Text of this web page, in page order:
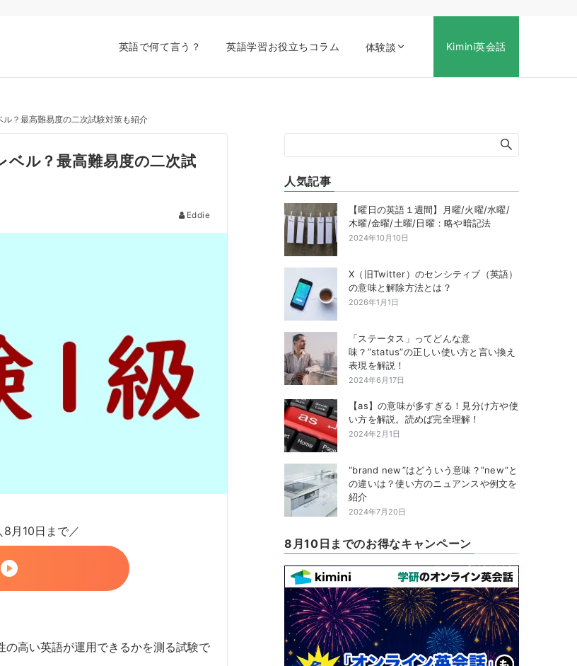
英語で何て言う？ 英語学習お役立ちコラム 体験談 Kimini英会話
ル？最高難易度の二次試験対策も紹介
ベル？最高難易度の二次試
Eddie
月10日まで／
の高い英語が運用できるかを測る試験で
人気記事
【曜日の英語１週間】月曜/火曜/水曜/
木曜/金曜/土曜/日曜：略や暗記法
2024年10月10日
X（旧Twitter）のセンシティブ（英語）
の意味と解除方法とは？
2026年1月1日
「ステータス」ってどんな意
味？”status”の正しい使い方と言い換え
表現を解説！
2024年6月17日
【as】の意味が多すぎる！見分け方や使
い方を解説。読めば完全理解！
2024年2月1日
“brand new”はどういう意味？”new”と
の違いは？使い方のニュアンスや例文を
紹介
2024年7月20日
8月10日までのお得なキャンペーン